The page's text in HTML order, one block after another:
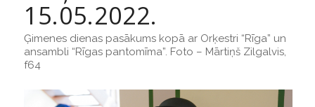
15.05.2022.
Ģimenes dienas pasākums kopā ar Orķestri “Rīga” un
ansambli “Rīgas pantomīma”. Foto – Mārtiņš Zilgalvis,
f64